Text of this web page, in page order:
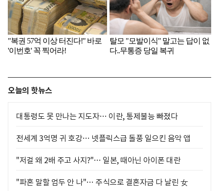
오늘의 핫뉴스
대통령도 못 만나는 지도자… 이란, 통제불능 빠졌다
전세계 3억명 귀 호강… 넷플릭스급 돌풍 일으킨 음악 앱
"저걸 왜 2배 주고 사지?"… 일본, 때아닌 아이폰 대란
"파혼 말할 엄두 안 나"… 주식으로 결혼자금 다 날린 女